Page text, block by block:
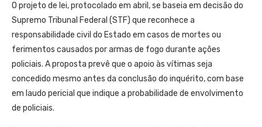
O projeto de lei, protocolado em abril, se baseia em decisão do
Supremo Tribunal Federal (STF) que reconhece a
responsabilidade civil do Estado em casos de mortes ou
ferimentos causados por armas de fogo durante ações
policiais. A proposta prevê que o apoio às vítimas seja
concedido mesmo antes da conclusão do inquérito, com base
em laudo pericial que indique a probabilidade de envolvimento
de policiais.